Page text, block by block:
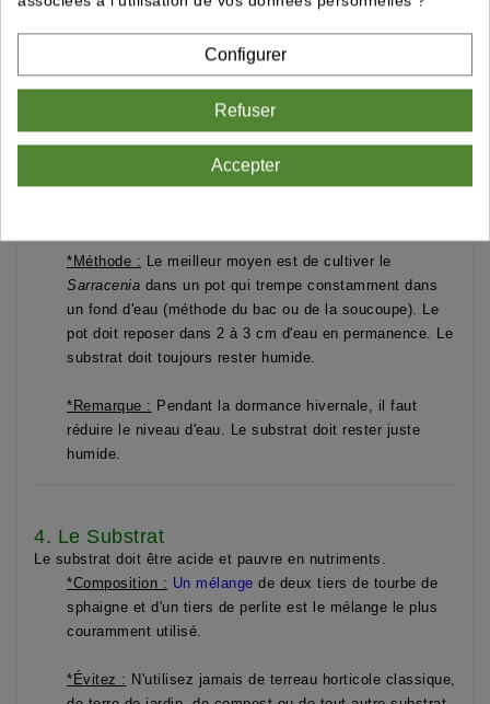
Comme toutes les plantes carnivores, l'arrosage est une
science.
Utilisez exclusivement de l'
calcaire: eau de pluie, eau demineralisé ou eau par
osmose inverse. L'eau du robinet est trop calcaire et
contient des minéraux qui brûleraient les racines de la
*Méthode : Le meilleur moyen est de cultiver le
Sarracenia dans un pot qui trempe constamment dans
un fond d'eau (méthode du bac ou de la soucoupe). Le
pot doit reposer dans 2 à 3 cm d'eau en permanence. Le
substrat doit toujours rester humide.
*Remarque : Pendant la dormance hivernale, il faut
réduire le niveau d'eau. Le substrat doit rester juste
humide.
4. Le Substrat
Le substrat doit être acide et pauvre en nutriments.
*Composition : Un mélange de deux tiers de tourbe de
sphaigne et d'un tiers de perlite est le mélange le plus
couramment utilisé.
*Évitez : N'utilisez jamais de terreau horticole classique,
Configurer
Refuser
Accepter